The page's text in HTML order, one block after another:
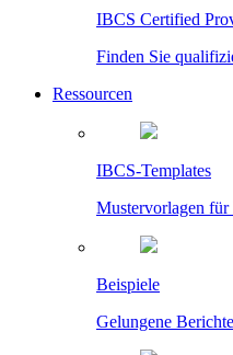
IBCS Certified
Finden Sie
Ressourcen
IBCS-Templates
Mustervorlagen für
Beispiele
Gelungene